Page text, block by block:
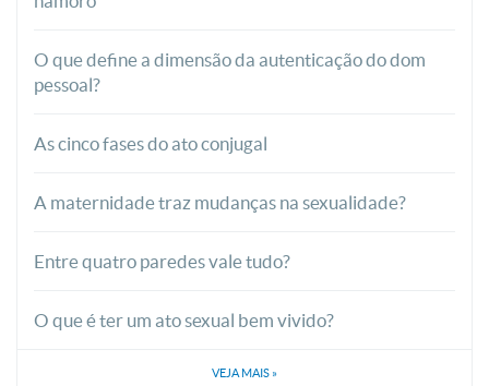
O que define a dimensão da autenticação do dom
pessoal?
As cinco fases do ato conjugal
A maternidade traz mudanças na sexualidade?
Entre quatro paredes vale tudo?
O que é ter um ato sexual bem vivido?
VEJA MAIS »